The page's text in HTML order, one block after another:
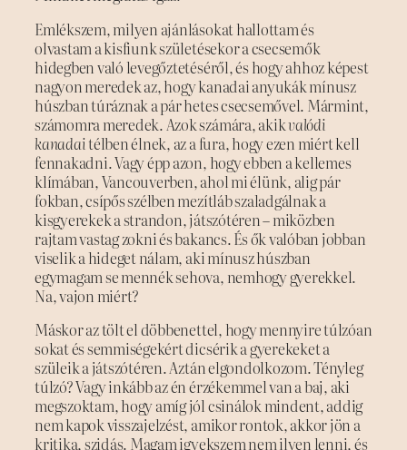
Emlékszem, milyen ajánlásokat hallottam és
olvastam a kisfiunk születésekor a csecsemők
hidegben való levegőztetéséről, és hogy ahhoz képest
nagyon meredek az, hogy kanadai anyukák mínusz
húszban túráznak a pár hetes csecsemővel. Mármint,
számomra meredek. Azok számára, akikvalódi
kanadaitélben élnek, az a fura, hogy ezen miért kell
fennakadni. Vagy épp azon, hogy ebben a kellemes
klímában, Vancouverben, ahol mi élünk, alig pár
fokban, csípős szélben mezítláb szaladgálnak a
kisgyerekek a strandon, játszótéren – miközben
rajtam vastag zokni és bakancs. És ők valóban jobban
viselik a hideget nálam, aki mínusz húszban
egymagam se mennék sehova, nemhogy gyerekkel.
Na, vajon miért?
Máskor az tölt el döbbenettel, hogy mennyire túlzóan
sokat és semmiségekért dicsérik a gyerekeket a
szüleik a játszótéren. Aztán elgondolkozom. Tényleg
túlzó? Vagy inkább az én érzékemmel van a baj, aki
megszoktam, hogy amíg jól csinálok mindent, addig
nem kapok visszajelzést, amikor rontok, akkor jön a
kritika, szidás. Magam igyekszem nem ilyen lenni, és